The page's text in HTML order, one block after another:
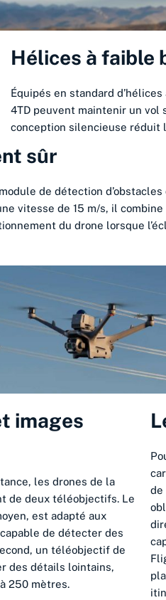
Hélices à faible
Équipés en standard
4TD peuvent maintenir un vol
conception silencieuse réduit
sûr
de détection
vitesse de 15 m/s, il combine
du drone lorsque
images
les drones de la
de deux téléobjectifs. Le
est adapté aux
de détecter des
un téléobjectif de
des détails lointains,
250 mètres.
de